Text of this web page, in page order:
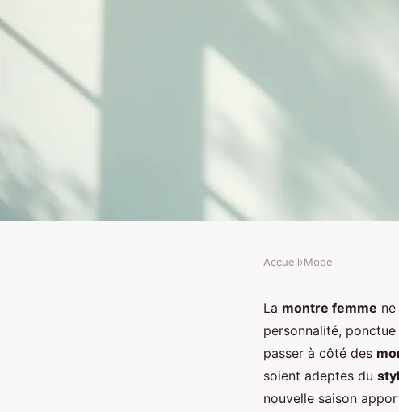
Montre femme :
style et guide d'achat
Accueil›Mode
La montre femme
personnalité,
passer à côté des
soient adeptes du
nouvelle saison